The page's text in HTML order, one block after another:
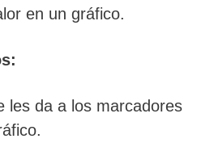
en un gráfico.
les da a los marcadores